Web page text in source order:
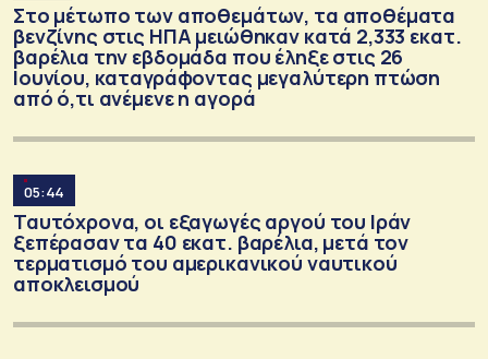
Στο μέτωπο των αποθεμάτων, τα αποθέματα
βενζίνης στις ΗΠΑ μειώθηκαν κατά 2,333 εκατ.
βαρέλια την εβδομάδα που έληξε στις 26
Ιουνίου, καταγράφοντας μεγαλύτερη πτώση
από ό,τι ανέμενε η αγορά
05:44
Ταυτόχρονα, οι εξαγωγές αργού του Ιράν
ξεπέρασαν τα 40 εκατ. βαρέλια, μετά τον
τερματισμό του αμερικανικού ναυτικού
αποκλεισμού